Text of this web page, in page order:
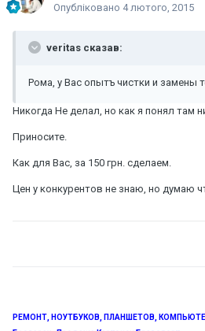
Опубліковано 4 лютого, 2015
veritas сказав:
Рома, у Вас опытъ чистки и замены
Никогда Не делал, но как я понял там
Приносите.
Как для Вас, за 150 грн. сделаем.
Цен у конкурентов не знаю, но думаю
РЕМОНТ, НОУТБУКОВ, ПЛАНШЕТОВ,